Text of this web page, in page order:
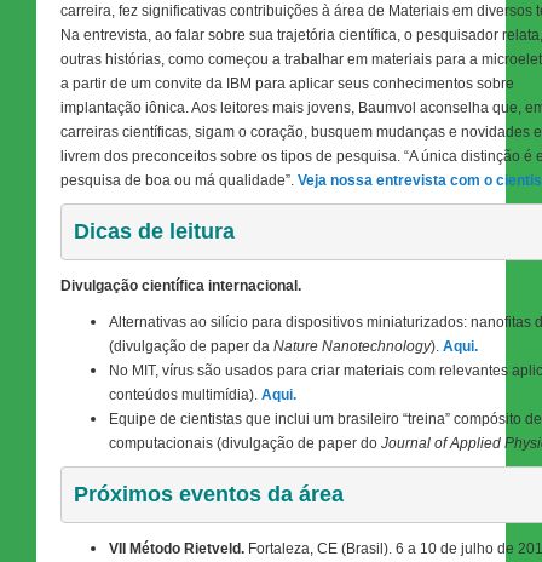
carreira, fez significativas contribuições à área de Materiais em diversos
Na entrevista, ao falar sobre sua trajetória científica, o pesquisador
outras histórias, como começou a trabalhar em materiais para a
a partir de um convite da IBM para aplicar seus conhecimentos sobre
implantação iônica. Aos leitores mais jovens, Baumvol aconselha que,
carreiras científicas, sigam o coração, busquem mudanças e novidades
livrem dos preconceitos sobre os tipos de pesquisa. “A única distinção é
pesquisa de boa ou má qualidade”. Veja nossa entrevista com o
Dicas de leitura
Divulgação científica internacional.
Alternativas ao silício para dispositivos miniaturizados: nanofitas
(divulgação de paper da Nature Nanotechnology). Aqui.
No MIT, vírus são usados para criar materiais com relevantes
conteúdos multimídia). Aqui.
Equipe de cientistas que inclui um brasileiro “treina” compósito
computacionais (divulgação de paper do Journal of Applied
Próximos eventos da área
VII Método Rietveld. Fortaleza, CE (Brasil). 6 a 10 de julho de